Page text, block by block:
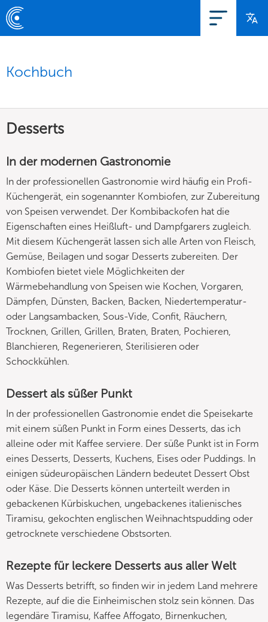
Kochbuch
Desserts
In der modernen Gastronomie
In der professionellen Gastronomie wird häufig ein Profi-
Küchengerät, ein sogenannter Kombiofen, zur Zubereitung
von Speisen verwendet. Der Kombibackofen hat die
Eigenschaften eines Heißluft- und Dampfgarers zugleich.
Mit diesem Küchengerät lassen sich alle Arten von Fleisch,
Gemüse, Beilagen und sogar Desserts zubereiten. Der
Kombiofen bietet viele Möglichkeiten der
Wärmebehandlung von Speisen wie Kochen, Vorgaren,
Dämpfen, Dünsten, Backen, Backen, Niedertemperatur-
oder Langsambacken, Sous-Vide, Confit, Räuchern,
Trocknen, Grillen, Grillen, Braten, Braten, Pochieren,
Blanchieren, Regenerieren, Sterilisieren oder
Schockkühlen.
Dessert als süßer Punkt
In der professionellen Gastronomie endet die Speisekarte
mit einem süßen Punkt in Form eines Desserts, das ich
alleine oder mit Kaffee serviere. Der süße Punkt ist in Form
eines Desserts, Desserts, Kuchens, Eises oder Puddings. In
einigen südeuropäischen Ländern bedeutet Dessert Obst
oder Käse. Die Desserts können unterteilt werden in
gebackenen Kürbiskuchen, ungebackenes italienisches
Tiramisu, gekochten englischen Weihnachtspudding oder
getrocknete verschiedene Obstsorten.
Rezepte für leckere Desserts aus aller Welt
Was Desserts betrifft, so finden wir in jedem Land mehrere
Rezepte, auf die die Einheimischen stolz sein können. Das
legendäre Tiramisu, Kaffee Affogato, Birnenkuchen,